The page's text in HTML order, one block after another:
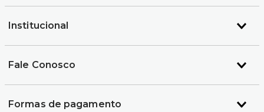
Institucional
Fale Conosco
Formas de pagamento